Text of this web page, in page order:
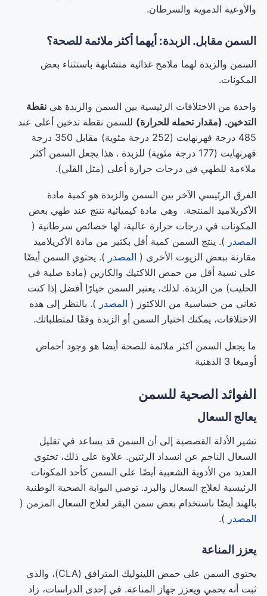
والأوعية الدموية والسرطان.
السمن مقابل. الزبدة: أيهما أكثر ملائمة للصحة؟
السمن والزبدة لهما ملامح غذائية متشابهة باستثناء بعض
المكونات.
واحدة من الاختلافات الرئيسية بين السمن والزبدة هي نقطة
التدخين. (مقدار تحمله للحرارة) للسمن نقطة تدخين أعلى عند
485 درجة فهرنهايت (252 درجة مئوية) مقابل 350 درجة
فهرنهايت (177 درجة مئوية) للزبدة . هذا يجعل السمن أكثر
ملاءمة للطهي في درجات حرارة أعلى (مثل القلي).
الفرق الرئيسي الآخر بين السمن والزبدة هو كمية مادة
الأكريلاميد المنتجة. وهي مادة كيميائية تنتج عند طهي بعض
المكونات في درجات حرارة عالية، لها خصائص سرطانية (
المصدر ). ينتج السمن كمية أقل بكثير من مادة الأكريلاميد
مقارنة ببعض الزيوت الأخرى ( المصدر ). يحتوي السمن أيضًا
على نسبة أقل من حمض اللاكتيك والكازين (مادة صلبة في
الحليب) من الزبدة. لذلك، يعتبر السمن خيارًا أفضل إذا كنت
تعاني من حساسية من اللاكتوز ( المصدر ). بالنظر إلى هذه
الاختلافات، يمكنك اختيار السمن أو الزبدة وفقًا لمتطلباتك.
ما يجعل السمن أكثر ملائمة للصحة أيضا هو وجود أحماض
أوميغا 3 الدهنية
الفوائد الصحية للسمن
يعالج السعال
تشير الأدلة القصصية إلى أن السمن قد يساعد في تقليل
السعال الناجم عن انسداد الرئتين. علاوة على ذلك، تحتوي
العديد من الأدوية الشعبية أيضًا على السمن كأحد المكونات
الرئيسية لعلاج السعال والبرد. توصي البوابة الصحية الوطنية
بالهند أيضًا باستخدام بعض سمن البقر لعلاج السعال المزمن (
المصدر ).
يعزز المناعة
يحتوي السمن على حمض اللينوليك المترافق (CLA)، والذي
ثبت أنه يحمي ويعزز جهاز المناعة. في إحدى الدراسات، زاد